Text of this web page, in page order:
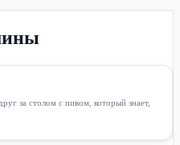
за столом с пивом, который знает,